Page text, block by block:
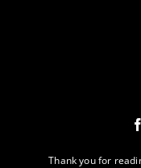
Thank you for